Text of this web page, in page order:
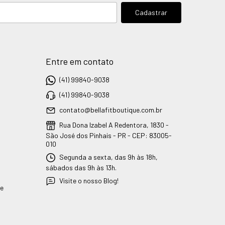
Entre em contato
(41) 99840-9038
(41) 99840-9038
contato@bellafitboutique.com.br
Rua Dona Izabel A Redentora, 1830 -
São José dos Pinhais - PR - CEP: 83005-
010
Segunda a sexta, das 9h às 18h,
sábados das 9h às 13h.
Visite o nosso Blog!